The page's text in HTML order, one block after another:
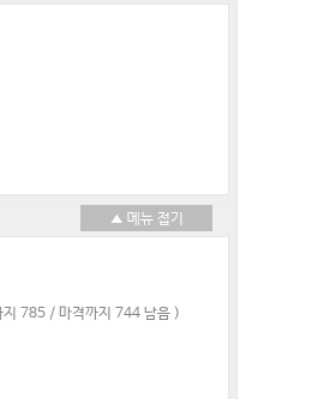
지 785 / 마격까지 744 남음 )